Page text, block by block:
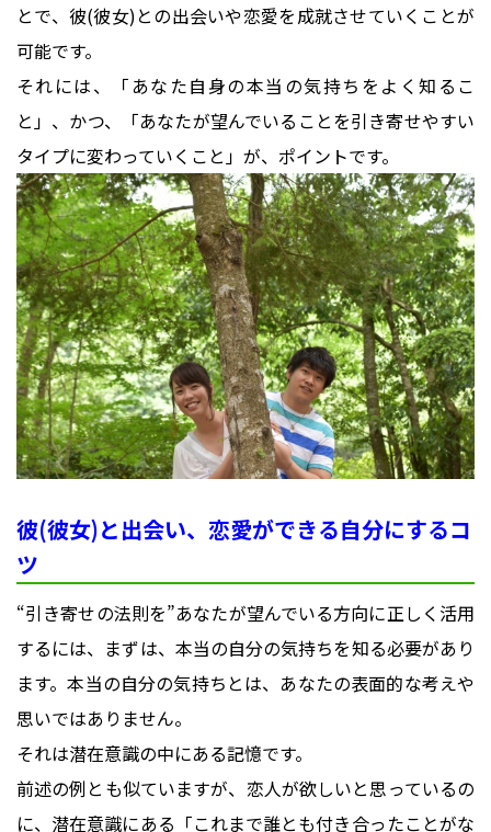
とで、彼(彼女)との出会いや恋愛を成就させていくことが
可能です。
それには、「あなた自身の本当の気持ちをよく知るこ
と」、かつ、「あなたが望んでいることを引き寄せやすい
タイプに変わっていくこと」が、ポイントです。
彼(彼女)と出会い、恋愛ができる自分にするコ
ツ
“引き寄せの法則を”あなたが望んでいる方向に正しく活用
するには、まずは、本当の自分の気持ちを知る必要があり
ます。本当の自分の気持ちとは、あなたの表面的な考えや
思いではありません。
それは潜在意識の中にある記憶です。
前述の例とも似ていますが、恋人が欲しいと思っているの
に、潜在意識にある「これまで誰とも付き合ったことがな